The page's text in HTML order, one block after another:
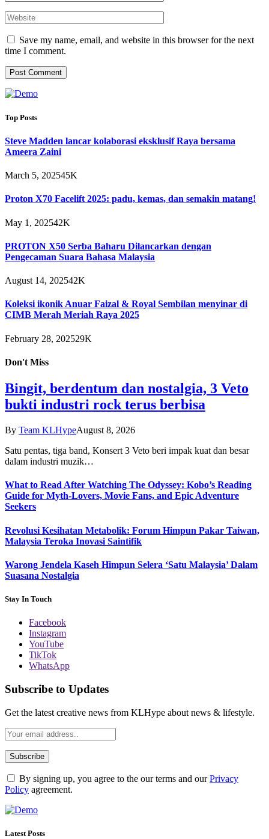
Save my name, email, and website in this browser for the next
time I comment.
Top Posts
Steve Madden lancar kolaborasi eksklusif Raya bersama
Ameera Zaini
March 5, 202545K
Proton X70 Facelift 2025: padu, kemas, dan semakin matang!
May 1, 202542K
PROTON X50 Serba Baharu Dilancarkan dengan
Pengecaman Suara Bahasa Malaysia
August 14, 202542K
Koleksi ikonik Anuar Faizal & Royal Sembilan menyinar di
CIMB Merah Meriah Raya 2025
February 28, 202529K
Don't Miss
Bingit, berdentum dan nostalgia, 3 Veto
bukti industri rock terus berbisa
By Team KLHypeAugust 8, 2026
Satu pentas, tiga band, Konsert 3 Veto beri impak kuat dan besar
dalam industri muzik…
What to Read After Watching The Odyssey: Kobo’s Reading
Guide for Myth-Lovers, Movie Fans, and Epic Adventure
Seekers
Revolusi Kesihatan Metabolik: Forum Himpun Pakar Taiwan,
Malaysia Teroka Inovasi Saintifik
Warong Jendela Kaseh Himpun Selera ‘Satu Malaysia’ Dalam
Suasana Nostalgia
Stay In Touch
Facebook
Instagram
YouTube
TikTok
WhatsApp
Subscribe to Updates
Get the latest creative news from KLHype about news & lifestyle.
By signing up, you agree to the our terms and ourPrivacy
Policy agreement.
Latest Posts